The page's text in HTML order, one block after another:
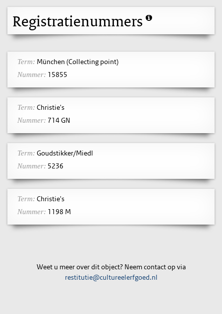
Registratienummers
Term: München (Collecting point)
Nummer: 15855
Term: Christie's
Nummer: 714 GN
Term: Goudstikker/Miedl
Nummer: 5236
Term: Christie's
Nummer: 1198 M
Weet u meer over dit object? Neem contact op via
restitutie@cultureelerfgoed.nl